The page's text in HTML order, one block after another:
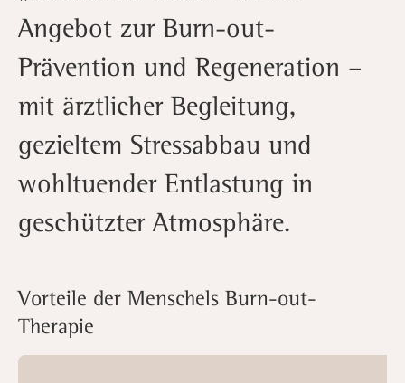
Angebot zur Burn-out-
Prävention und Regeneration –
mit ärztlicher Begleitung,
gezieltem Stressabbau und
wohltuender Entlastung in
geschützter Atmosphäre.
Vorteile der Menschels Burn-out-
Therapie